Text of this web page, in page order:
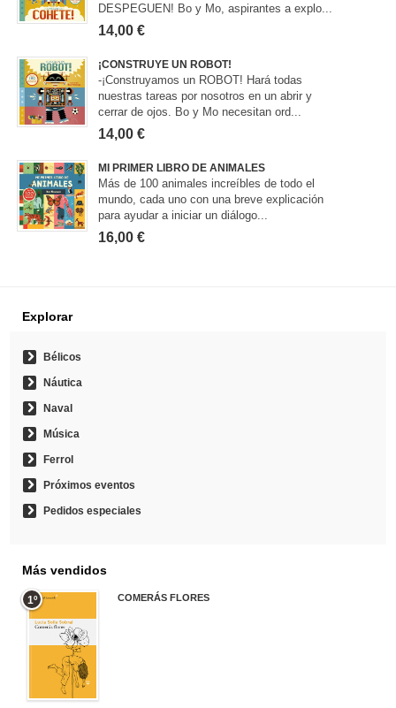
DESPEGUEN! Bo y Mo, aspirantes a explo...
14,00 €
¡CONSTRUYE UN ROBOT!
-¡Construyamos un ROBOT! Hará todas
nuestras tareas por nosotros en un abrir y
cerrar de ojos. Bo y Mo necesitan ord...
14,00 €
MI PRIMER LIBRO DE ANIMALES
Más de 100 animales increíbles de todo el
mundo, cada uno con una breve explicación
para ayudar a iniciar un diálogo...
16,00 €
Explorar
Bélicos
Náutica
Naval
Música
Ferrol
Próximos eventos
Pedidos especiales
Más vendidos
1º COMERÁS FLORES